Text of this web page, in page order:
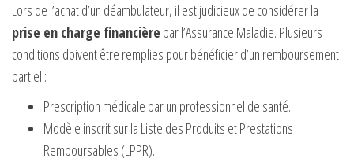
Lors de l’achat d’un déambulateur, il est judicieux de considérer la
prise en charge financière par l’Assurance Maladie. Plusieurs
conditions doivent être remplies pour bénéficier d’un remboursement
partiel :
Prescription médicale par un professionnel de santé.
Modèle inscrit sur la Liste des Produits et Prestations
Remboursables (LPPR).